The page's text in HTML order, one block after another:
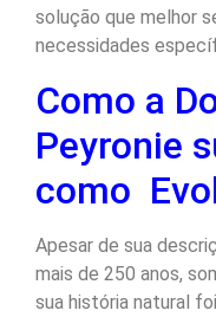
solução que melhor
necessidades
Como a
Peyronie
como
Apesar de sua
mais de 250 anos,
sua história natural